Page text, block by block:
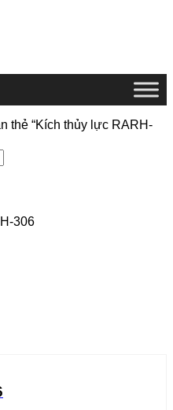
thẻ “Kích thủy lực RARH-
306